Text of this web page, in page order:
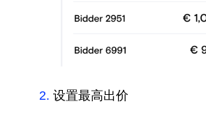
2. 设置最高出价